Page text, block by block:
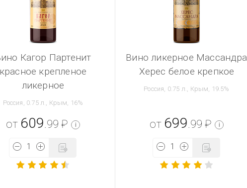
Кагор Партенит
крепленое
ликерное
Россия, 0.75 л., Крым, 16%
от 609 .99 ₽ i
Вино ликерное Массандра
Херес белое крепкое
Россия, 0.75 л., Крым, 19.5%
от 699 .99 ₽ i